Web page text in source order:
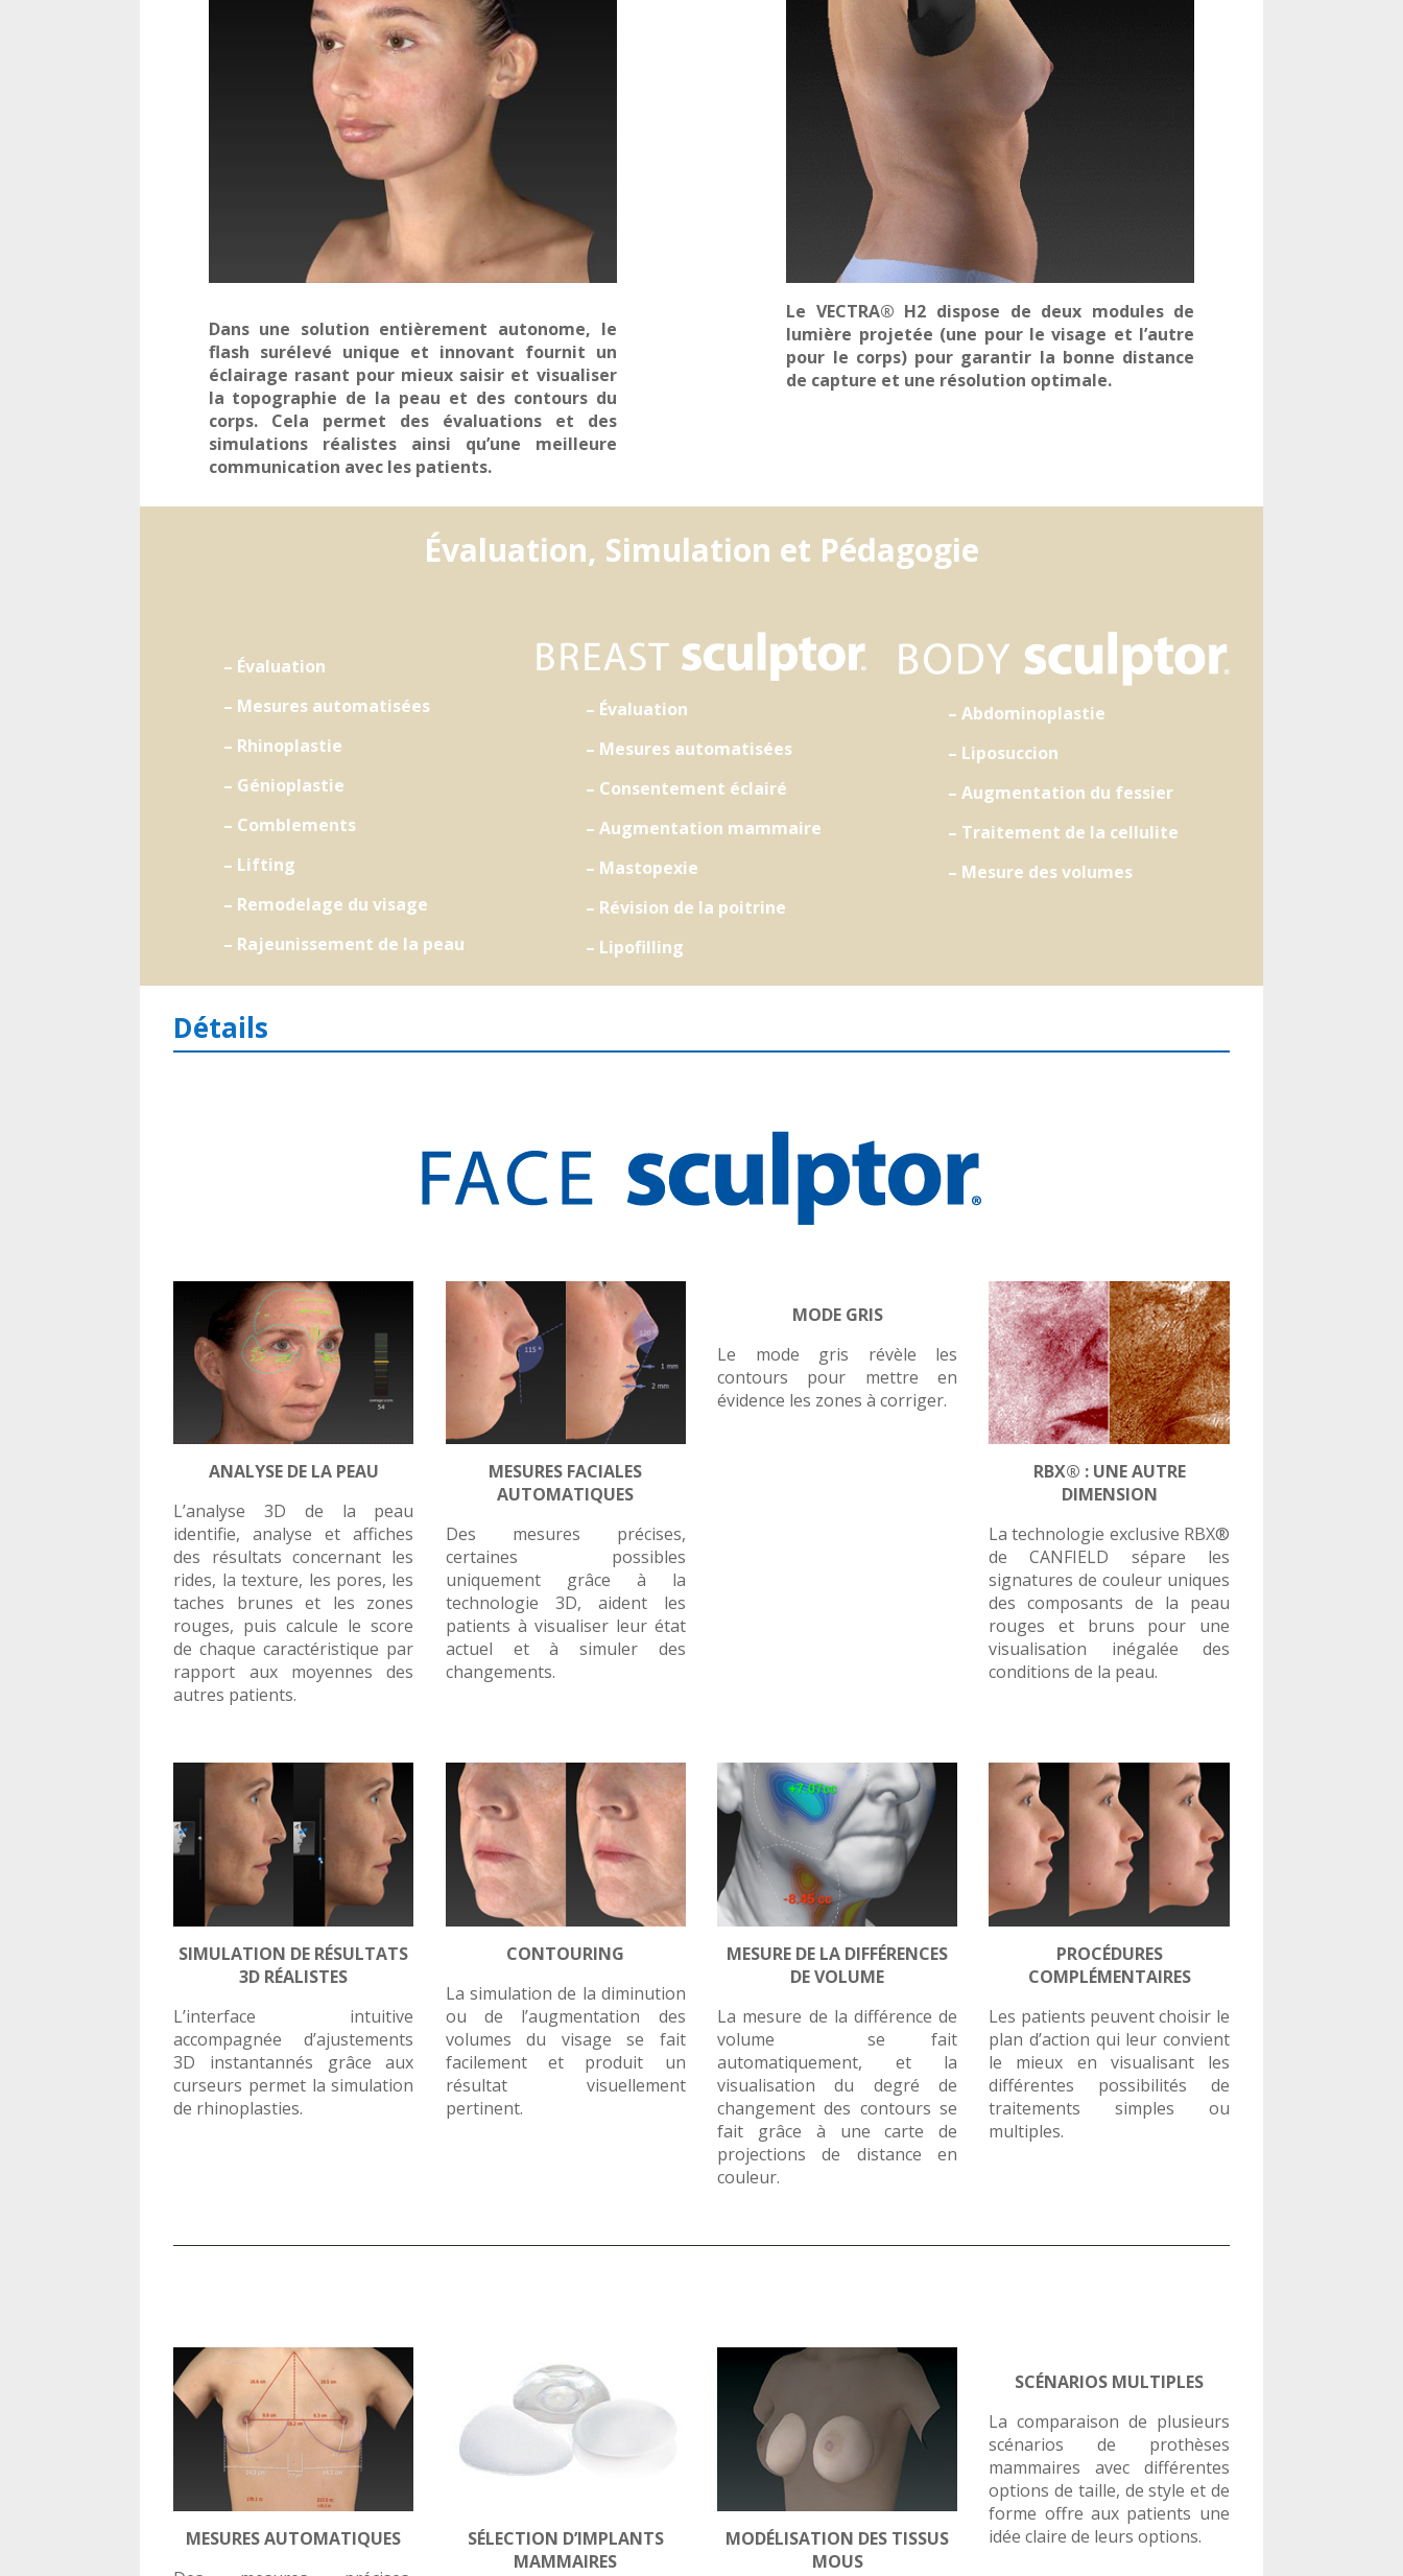
Dans une solution entièrement autonome, le
flash surélevé unique et innovant fournit un
éclairage rasant pour mieux saisir et visualiser
la topographie de la peau et des contours du
corps. Cela permet des évaluations et des
simulations réalistes ainsi qu’une meilleure
communication avec les patients.
Le VECTRA® H2 dispose de deux modules de
lumière projetée (une pour le visage et l’autre
pour le corps) pour garantir la bonne distance
de capture et une résolution optimale.
Évaluation, Simulation et Pédagogie
– Évaluation
– Mesures automatisées
– Rhinoplastie
– Génioplastie
– Comblements
– Lifting
– Remodelage du visage
– Rajeunissement de la peau
– Évaluation
– Mesures automatisées
– Consentement éclairé
– Augmentation mammaire
– Mastopexie
– Révision de la poitrine
– Lipofilling
– Abdominoplastie
– Liposuccion
– Augmentation du fessier
– Traitement de la cellulite
– Mesure des volumes
Détails
ANALYSE DE LA PEAU
L’analyse 3D de la peau
identifie, analyse et affiches
des résultats concernant les
rides, la texture, les pores, les
taches brunes et les zones
rouges, puis calcule le score
de chaque caractéristique par
rapport aux moyennes des
autres patients.
MESURES FACIALES
AUTOMATIQUES
Des mesures précises,
certaines possibles
uniquement grâce à la
technologie 3D, aident les
patients à visualiser leur état
actuel et à simuler des
changements.
MODE GRIS
Le mode gris révèle les
contours pour mettre en
évidence les zones à corriger.
RBX® : UNE AUTRE
DIMENSION
La technologie exclusive RBX®
de CANFIELD sépare les
signatures de couleur uniques
des composants de la peau
rouges et bruns pour une
visualisation inégalée des
conditions de la peau.
SIMULATION DE RÉSULTATS
3D RÉALISTES
L’interface intuitive
accompagnée d’ajustements
3D instantannés grâce aux
curseurs permet la simulation
de rhinoplasties.
CONTOURING
La simulation de la diminution
ou de l’augmentation des
volumes du visage se fait
facilement et produit un
résultat visuellement
pertinent.
MESURE DE LA DIFFÉRENCES
DE VOLUME
La mesure de la différence de
volume se fait
automatiquement, et la
visualisation du degré de
changement des contours se
fait grâce à une carte de
projections de distance en
couleur.
PROCÉDURES
COMPLÉMENTAIRES
Les patients peuvent choisir le
plan d’action qui leur convient
le mieux en visualisant les
différentes possibilités de
traitements simples ou
multiples.
MESURES AUTOMATIQUES
SÉLECTION D’IMPLANTS
MAMMAIRES
MODÉLISATION DES TISSUS
MOUS
SCÉNARIOS MULTIPLES
La comparaison de plusieurs
scénarios de prothèses
mammaires avec différentes
options de taille, de style et de
forme offre aux patients une
idée claire de leurs options.